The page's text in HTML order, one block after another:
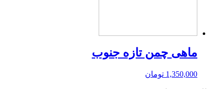
ماهی چمن تازه جنوب
1,350,000 تومان